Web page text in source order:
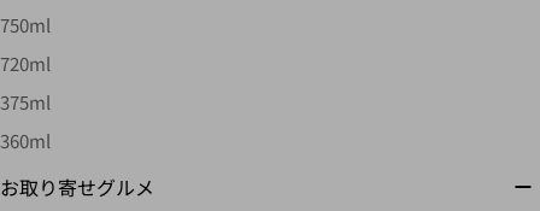
750ml
720ml
375ml
360ml
お取り寄せグルメ